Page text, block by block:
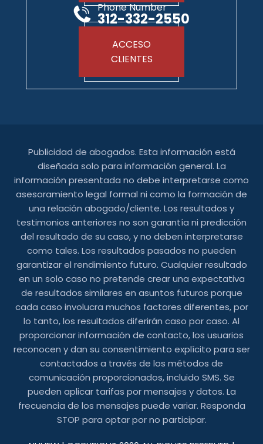
Phone Number
312-332-2550
ACCESO
CLIENTES
Publicidad de abogados. Esta información está
diseñada solo para información general. La
información presentada no debe interpretarse como
asesoramiento legal formal ni como la formación de
una relación abogado/cliente. Los resultados y
testimonios anteriores no son garantía ni predicción
del resultado de su caso, y no deben interpretarse
como tales. Los resultados pasados ​​no pueden
garantizar el rendimiento futuro. Cualquier resultado
en un solo caso no pretende crear una expectativa
de resultados similares en asuntos futuros porque
cada caso involucra muchos factores diferentes, por
lo tanto, los resultados diferirán caso por caso. Al
proporcionar información de contacto, los usuarios
reconocen y dan su consentimiento explícito para ser
contactados a través de los métodos de
comunicación proporcionados, incluido SMS. Se
pueden aplicar tarifas por mensajes y datos. La
frecuencia de los mensajes puede variar. Responda
STOP para optar por no participar.